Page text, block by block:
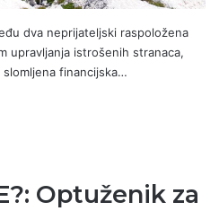
dva neprijateljski raspoložena
upravljanja istrošenih stranaca,
financijska…
Optuženik za